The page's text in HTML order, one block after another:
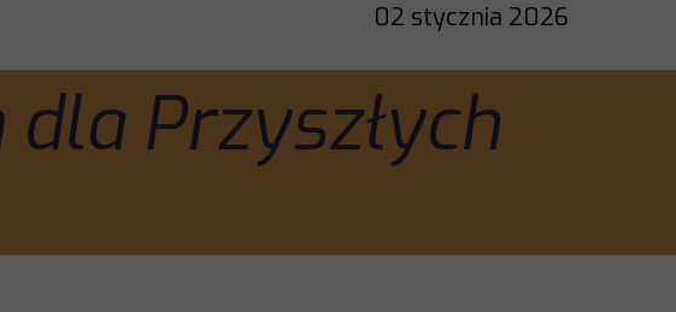
02 stycznia 2026
Przyszłych